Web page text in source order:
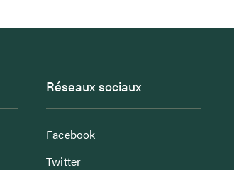
Réseaux sociaux
Facebook
Twitter